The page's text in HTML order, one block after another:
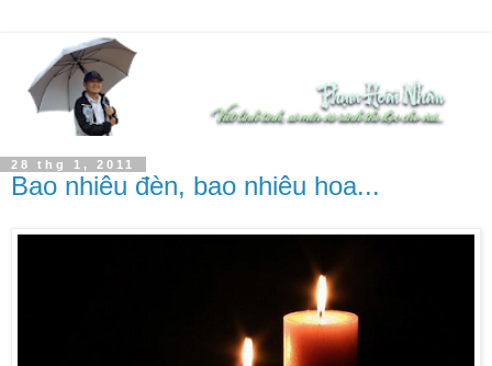
28 thg 1, 2011
Bao nhiêu đèn, bao nhiêu hoa...